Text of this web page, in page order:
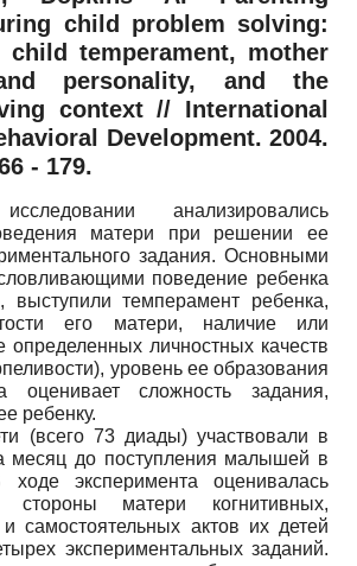
child problem solving:
temperament, mother
personality, and the
context // International
Development. 2004.
- 179.
анализировались
матери при решении ее
задания. Основными
поведение ребенка
выступили темперамент ребенка,
его матери, наличие или
определенных личностных качеств
уровень ее образования
сложность задания,
ребенку.
(всего 73 диады) участвовали в
месяц до поступления малышей в
эксперимента оценивалась
матери когнитивных,
самостоятельных актов их детей
экспериментальных заданий.